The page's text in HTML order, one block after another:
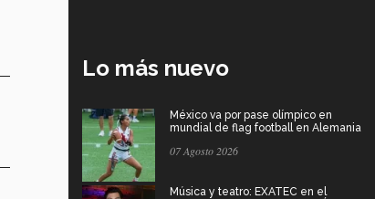
Lo más nuevo
México va por pase olímpico en
mundial de flag football en Alemania
07 Agosto 2026
Música y teatro: EXATEC en el